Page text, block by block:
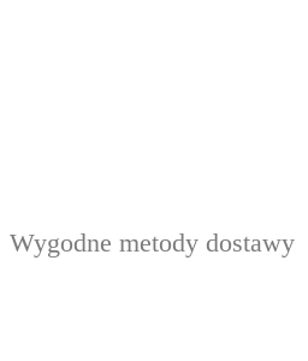
Wygodne metody dostawy